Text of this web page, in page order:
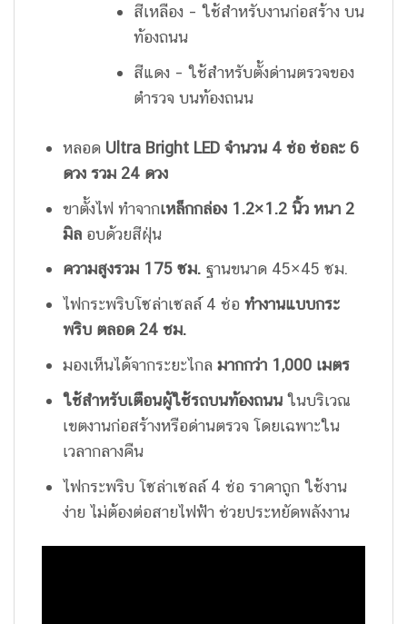
สีเหลือง – ใช้สำหรับงานก่อสร้าง บน
ท้องถนน
สีแดง – ใช้สำหรับตั้งด่านตรวจของ
ตำรวจ บนท้องถนน
หลอด Ultra Bright LEDจำนวน 4 ช่อ ช่อละ 6
ดวง รวม 24 ดวง
ขาตั้งไฟ ทำจากเหล็กกล่อง 1.2×1.2 นิ้ว หนา 2
มิล อบด้วยสีฝุ่น
ความสูงรวม 175 ซม. ฐานขนาด 45×45 ซม.
ไฟกระพริบโซล่าเซลล์ 4 ช่อทำงานแบบกระ
พริบ ตลอด 24 ชม.
มองเห็นได้จากระยะไกลมากกว่า 1 ,000 เมตร
ใช้สำหรับเตือนผู้ใช้รถบนท้องถนนในบริเวณ
เขตงานก่อสร้างหรือด่านตรวจ โดยเฉพาะใน
เวลากลางคืน
ไฟกระพริบ โซล่าเซลล์ 4 ช่อ ราคาถูก ใช้งาน
ง่าย ไม่ต้องต่อสายไฟฟ้า ช่วยประหยัดพลังงาน